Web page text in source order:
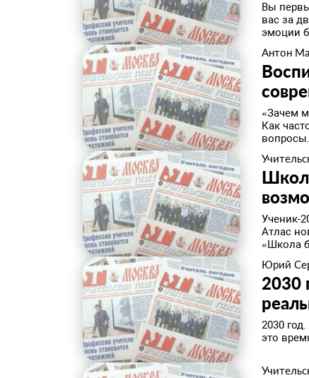
Вы
вас за
эмоции
Антон
«Зачем
Как
Ученик-
Атлас
«Школа
Юрий
2030
2030
это